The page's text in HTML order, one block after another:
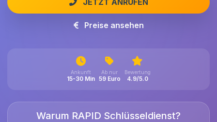
JETZT ANRUFEN
Preise ansehen
Ankunft
15-30 Min
Ab nur
59 Euro
Bewertung
4.9/5.0
Warum RAPID Schlüsseldienst?